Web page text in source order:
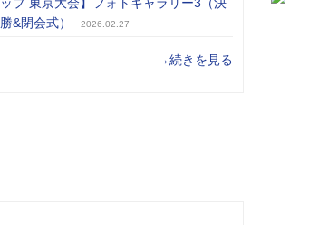
勝&閉会式）
2026.02.27
→続きを見る